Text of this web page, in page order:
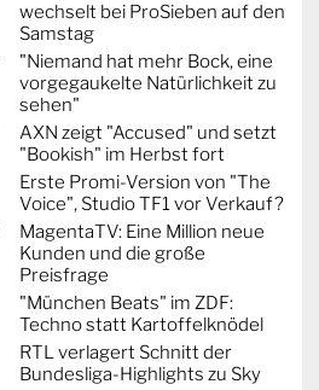
wechselt bei ProSieben auf den
Samstag
"Niemand hat mehr Bock, eine
vorgegaukelte Natürlichkeit zu
sehen"
AXN zeigt "Accused" und setzt
"Bookish" im Herbst fort
Erste Promi-Version von "The
Voice", Studio TF1 vor Verkauf?
MagentaTV: Eine Million neue
Kunden und die große
Preisfrage
"München Beats" im ZDF:
Techno statt Kartoffelknödel
RTL verlagert Schnitt der
Bundesliga-Highlights zu Sky